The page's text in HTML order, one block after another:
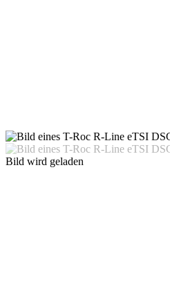
Bild wird geladen